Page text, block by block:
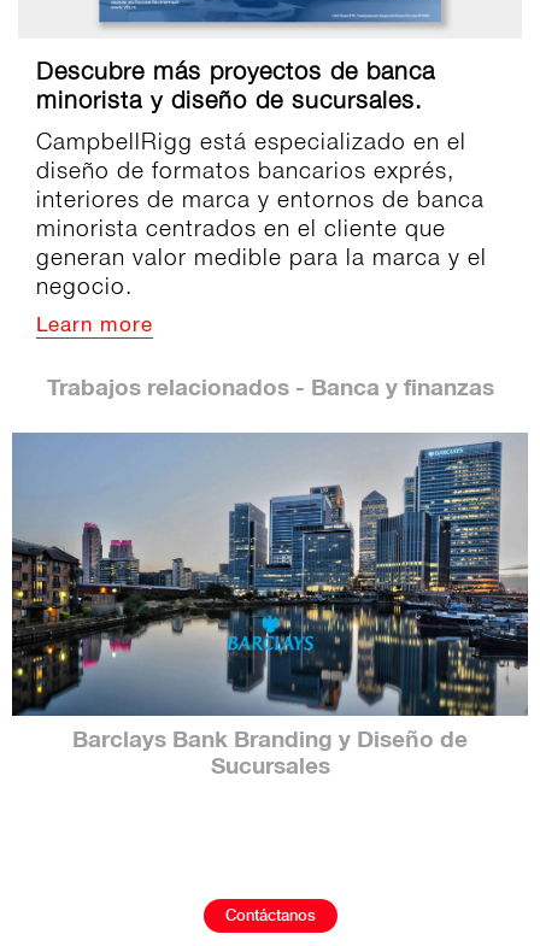
Descubre más proyectos de banca
minorista y diseño de sucursales.
CampbellRigg está especializado en el
diseño de formatos bancarios exprés,
interiores de marca y entornos de banca
minorista centrados en el cliente que
generan valor medible para la marca y el
negocio.
Learn more
Trabajos relacionados - Banca y finanzas
Lloyds Diseño y Branding de
Bancarias Retail
Contáctanos